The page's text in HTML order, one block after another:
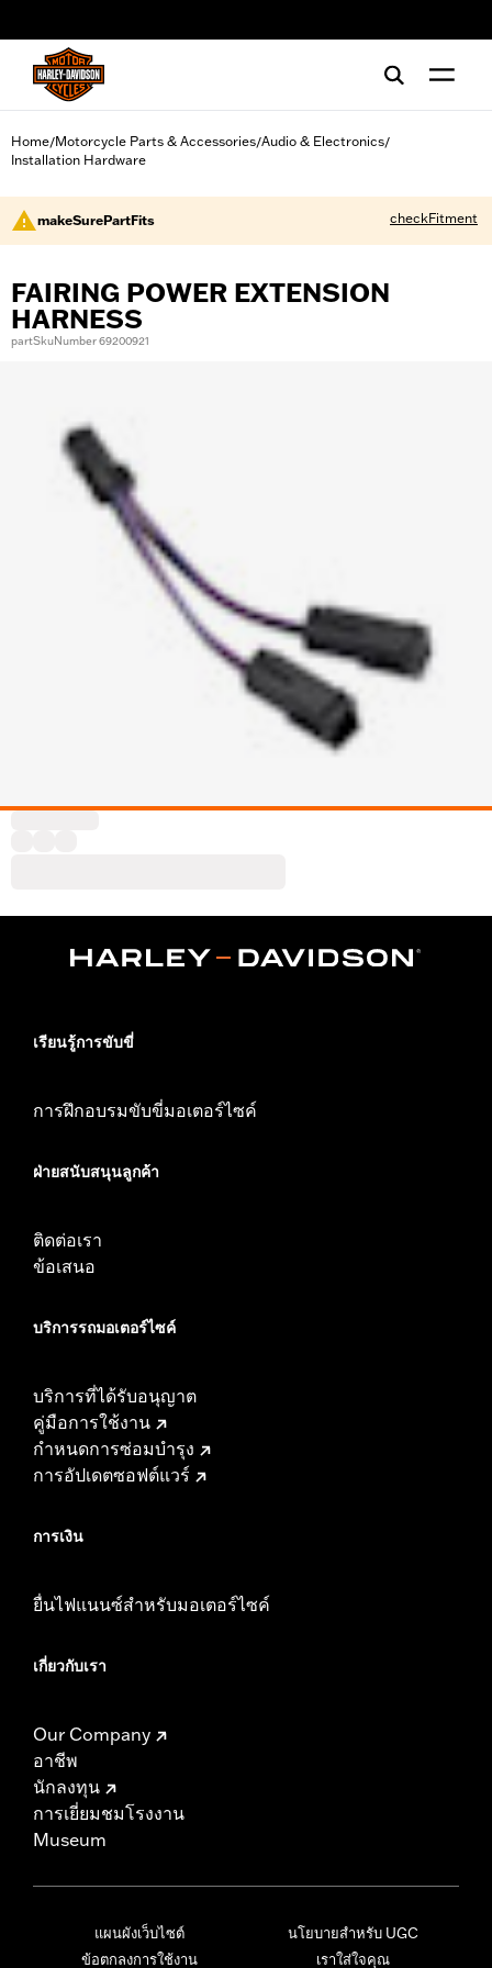
Home/Motorcycle Parts & Accessories/Audio & Electronics/
Installation Hardware
makeSurePartFits checkFitment
FAIRING POWER EXTENSION
HARNESS
partSkuNumber 69200921
เรียนรู้การขับขี่
การฝึกอบรมขับขี่มอเตอร์ไซค์
ฝ่ายสนับสนุนลูกค้า
ติดต่อเรา
ข้อเสนอ
บริการรถมอเตอร์ไซค์​
บริการที่ได้รับอนุญาต
คู่มือการใช้งาน
กำหนดการซ่อมบำรุง
การอัปเดตซอฟต์แวร์
การเงิน
ยื่นไฟแนนซ์สำหรับมอเตอร์ไซค์
เกี่ยวกับเรา
Our Company
อาชีพ
นักลงทุน
การเยี่ยมชมโรงงาน
Museum
แผนผังเว็บไซต์
ข้อตกลงการใช้งาน
นโยบายสำหรับ UGC
เราใส่ใจคุณ